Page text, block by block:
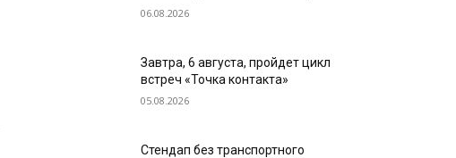
06.08.2026
Завтра, 6 августа, пройдет цикл
встреч «Точка контакта»
05.08.2026
Стендап без транспортного